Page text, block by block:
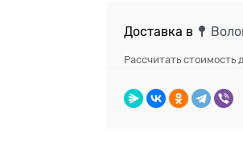
Доставка в
Рассчитать стоимость